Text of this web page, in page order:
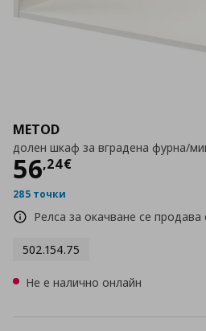
METOD
долен шкаф за вградена фурна/
56,24€
Цена
285 точки
Релса за окачване се продава
502.154.75
Не е налично онлайн